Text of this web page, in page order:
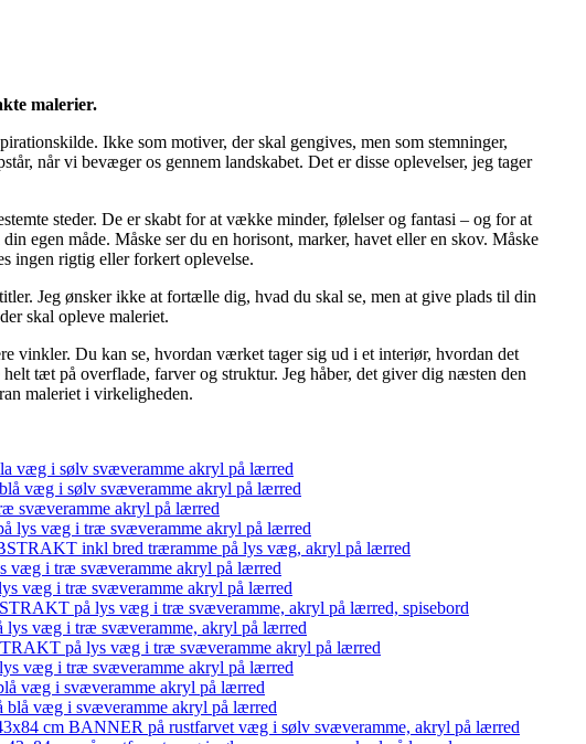
malerier.
Ikke som motiver, der skal gengives, men som stemninger,
når vi bevæger os gennem landskabet. Det er disse oplevelser, jeg tager
steder. De er skabt for at vække minder, følelser og fantasi – og for at
egen måde. Måske ser du en horisont, marker, havet eller en skov. Måske
ingen rigtig eller forkert oplevelse.
Jeg ønsker ikke at fortælle dig, hvad du skal se, men at give plads til din
skal opleve maleriet.
vinkler. Du kan se, hvordan værket tager sig ud i et interiør, hvordan det
tæt på overflade, farver og struktur. Jeg håber, det giver dig næsten den
maleriet i virkeligheden.